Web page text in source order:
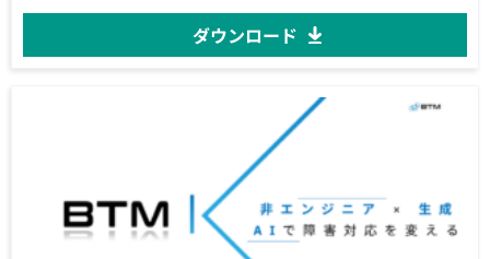
ダウンロード